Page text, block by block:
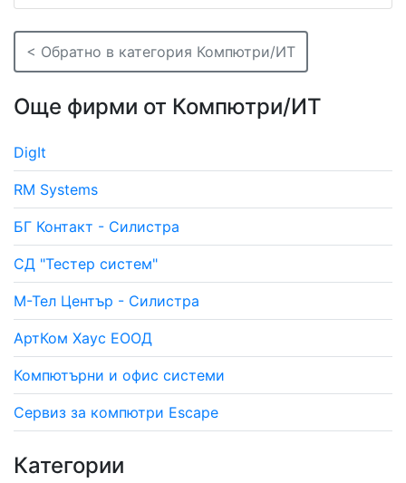
< Обратно в категория Компютри/ИТ
Още фирми от Компютри/ИТ
DigIt
RM Systems
БГ Контакт - Силистра
СД "Тестер систем"
М-Тел Център - Силистра
АртКом Хаус ЕООД
Компютърни и офис системи
Сервиз за компютри Escape
Категории